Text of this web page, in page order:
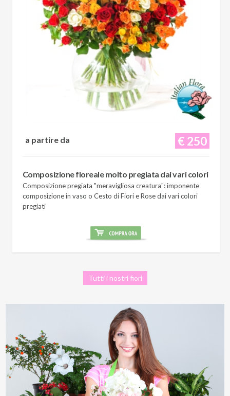
€ 250
a partire da
Composizione floreale molto pregiata dai vari colori
Composizione pregiata "meravigliosa creatura": imponente
composizione in vaso o Cesto di Fiori e Rose dai vari colori
pregiati
Tutti i nostri fiori